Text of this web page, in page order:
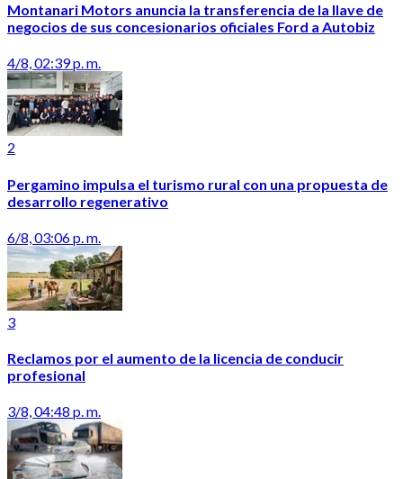
Montanari Motors anuncia la transferencia de la llave de
negocios de sus concesionarios oficiales Ford a Autobiz
4/8, 02:39 p. m.
2
Pergamino impulsa el turismo rural con una propuesta de
desarrollo regenerativo
6/8, 03:06 p. m.
3
Reclamos por el aumento de la licencia de conducir
profesional
3/8, 04:48 p. m.